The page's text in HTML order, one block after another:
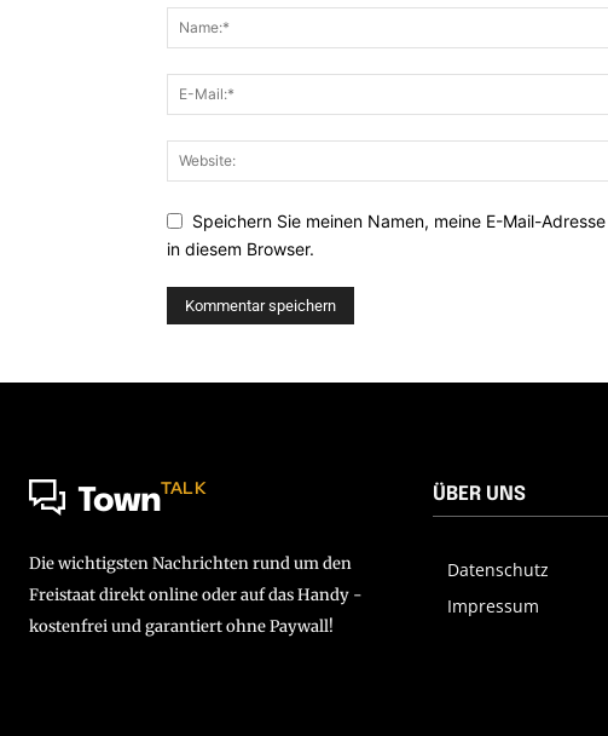
Speichern Sie meinen Namen, meine E-Mail-
in diesem Browser.
TownTALK
Die wichtigsten Nachrichten rund um den
Freistaat direkt online oder auf das Handy -
kostenfrei und garantiert ohne Paywall!
ÜBER UNS
Datenschutz
Impressum